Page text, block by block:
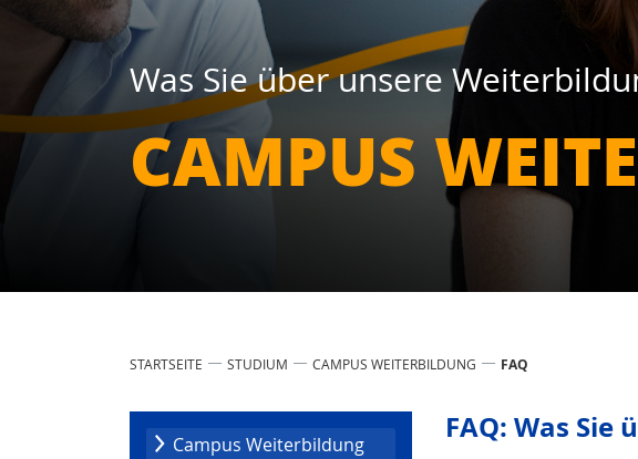
Was Sie über unsere
CAMPUS
STARTSEITE STUDIUM CAMPUS WEITERBILDUNG FAQ
Campus Weiter­bildung
FAQ: Was